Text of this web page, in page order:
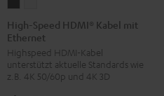
Speed
HDMI®
Kabel
mit
Speed
HDMI®
Kabel
mit
High-Speed HDMI® Kabel mit
Ethernet
Highspeed HDMI-Kabel
unterstützt aktuelle Standards wie
z.B. 4K 50/60p und 4K 3D